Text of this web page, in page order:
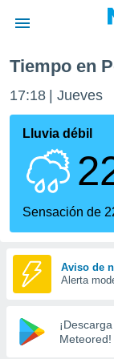
de
ha
para
que se
calidad.
a este
las
y
forma
digital
basada
Tiempo en
17:18 Jueves
Lluvia débil
Sensación de
Aviso de
Alerta
¡Descarga
Meteored!